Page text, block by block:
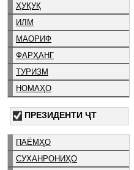
ҲУҚУҚ
ИЛМ
МАОРИФ
ФАРҲАНГ
ТУРИЗМ
НОМАҲО
ПРЕЗИДЕНТИ ҶТ
ПАЁМҲО
СУХАНРОНИҲО